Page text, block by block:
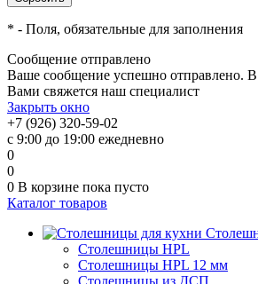
* - Поля, обязательные для заполнения
Сообщение отправлено
Ваше сообщение успешно отправлено.
Вами свяжется наш специалист
Закрыть окно
+7 (926) 320-59-02
с 9:00 до 19:00 ежедневно
0
0
0 В корзине пока пусто
Каталог товаров
Столешницы HPL
Столешницы HPL 12 мм
Столешницы из ДСП